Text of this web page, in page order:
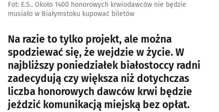
Fot: E.S.. Około 1400 honorowych krwiodawców nie będzie
musiało w Białymstoku kupować biletów
Na razie to tylko projekt, ale można
spodziewać się, że wejdzie w życie. W
najbliższy poniedziałek białostoccy radni
zadecydują czy większa niż dotychczas
liczba honorowych dawców krwi będzie
jeździć komunikacją miejską bez opłat.